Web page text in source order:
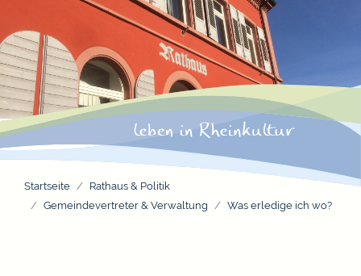
Startseite
Rathaus & Politik
Gemeindevertreter & Verwaltung
Was erledige ich wo?